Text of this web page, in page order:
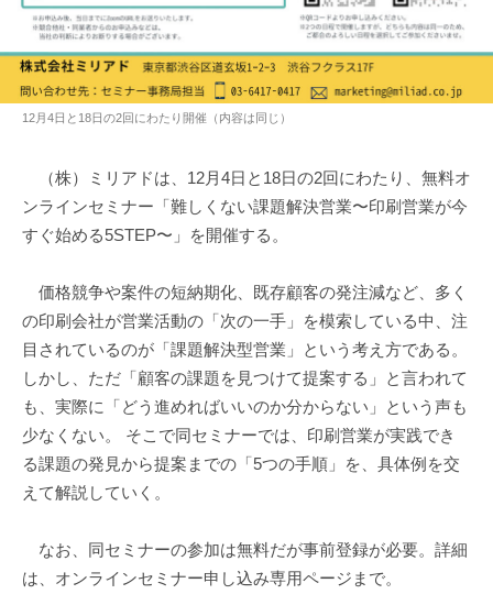
12月4日と18日の2回にわたり開催（内容は同じ）
（株）ミリアドは、12月4日と18日の2回にわたり、無料オ
ンラインセミナー「難しくない課題解決営業〜印刷営業が今
すぐ始める5STEP〜」を開催する。
価格競争や案件の短納期化、既存顧客の発注減など、多く
の印刷会社が営業活動の「次の一手」を模索している中、注
目されているのが「課題解決型営業」という考え方である。
しかし、ただ「顧客の課題を見つけて提案する」と言われて
も、実際に「どう進めればいいのか分からない」という声も
少なくない。 そこで同セミナーでは、印刷営業が実践でき
る課題の発見から提案までの「5つの手順」を、具体例を交
えて解説していく。
なお、同セミナーの参加は無料だが事前登録が必要。詳細
は、オンラインセミナー申し込み専用ページまで。